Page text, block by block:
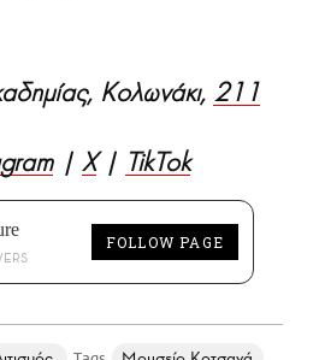
Κολωνάκι, 211
| X| TikTok
FOLLOW PAGE